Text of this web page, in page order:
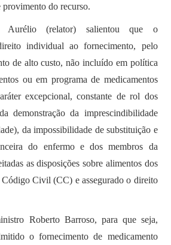
provimento do recurso.
Aurélio (relator) salientou que o
individual ao fornecimento, pelo
de alto custo, não incluído em política
ou em programa de medicamentos
excepcional, constante de rol dos
demonstração da imprescindibilidade
da impossibilidade de substituição e
do enfermo e dos membros da
as disposições sobre alimentos dos
Civil (CC) e assegurado o direito
Roberto Barroso, para que seja,
o fornecimento de medicamento